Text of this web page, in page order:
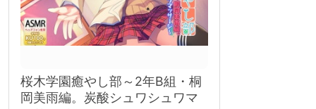
桜木学園癒やし部～2年B組・桐
岡美雨編。炭酸シュワシュワマ